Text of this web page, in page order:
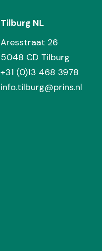
Tilburg NL
Aresstraat 26
5048 CD Tilburg
+31 (0)13 468 3978
info.tilburg@prins.nl